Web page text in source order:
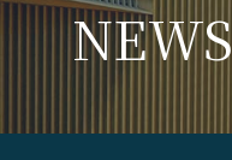
NEWS